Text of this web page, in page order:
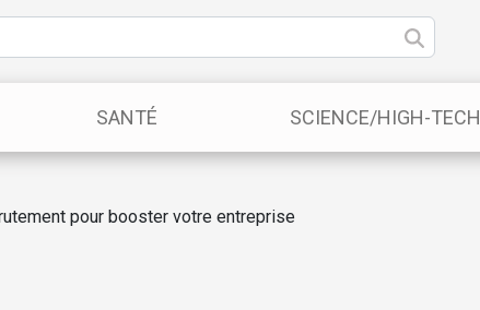
SANTÉ SCIENCE/HIGH-TECH
pour booster votre entreprise